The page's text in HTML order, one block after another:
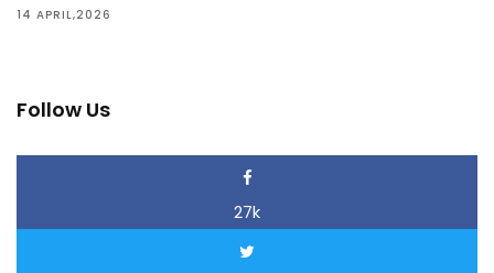
14 APRIL,2026
Follow Us
27k